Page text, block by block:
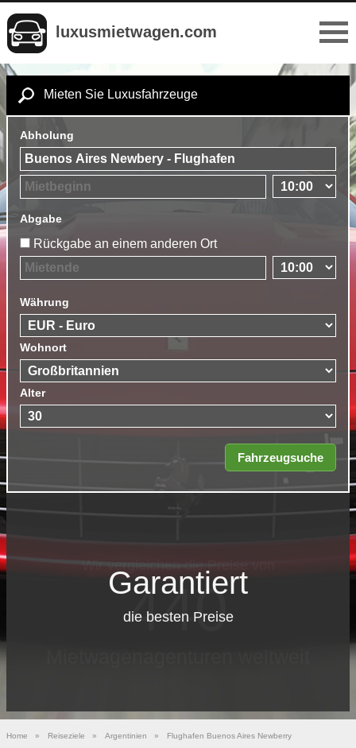
luxusmietwagen.com
Mieten Sie Luxusfahrzeuge
Abholung
Abgabe
Rückgabe an einem anderen Ort
Währung
Wohnort
Alter
Garantiert
die besten Preise
Home » Reiseziele » Argentinien » Flughafen Buenos Aires Newberry